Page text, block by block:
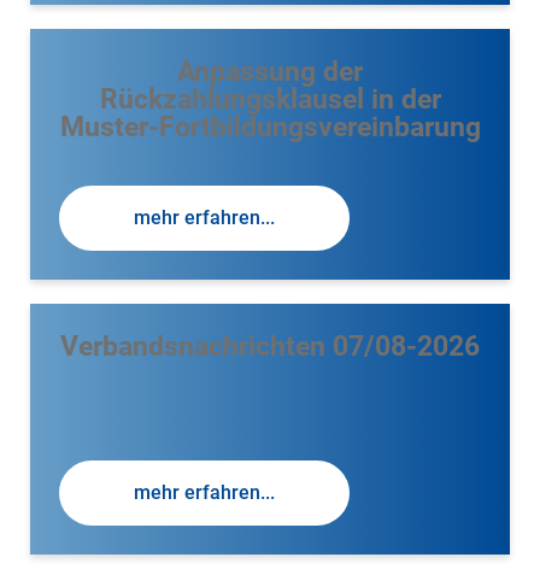
Anpassung der
Rückzahlungsklausel in der
Muster-Fortbildungsvereinbarung
mehr erfahren...
Verbandsnachrichten 07/08-2026
mehr erfahren...